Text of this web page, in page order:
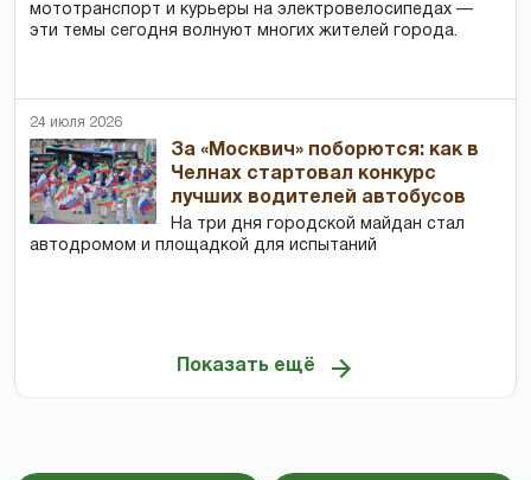
мототранспорт и курьеры на электровелосипедах —
эти темы сегодня волнуют многих жителей города.
24 июля 2026
За «Москвич» поборются: как в
Челнах стартовал конкурс
лучших водителей автобусов
На три дня городской майдан стал
автодромом и площадкой для испытаний
Показать ещё